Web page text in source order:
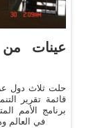
عينات
برنامج الأمم
في العالم وهي